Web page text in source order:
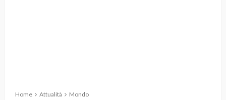
Home Attualità Mondo